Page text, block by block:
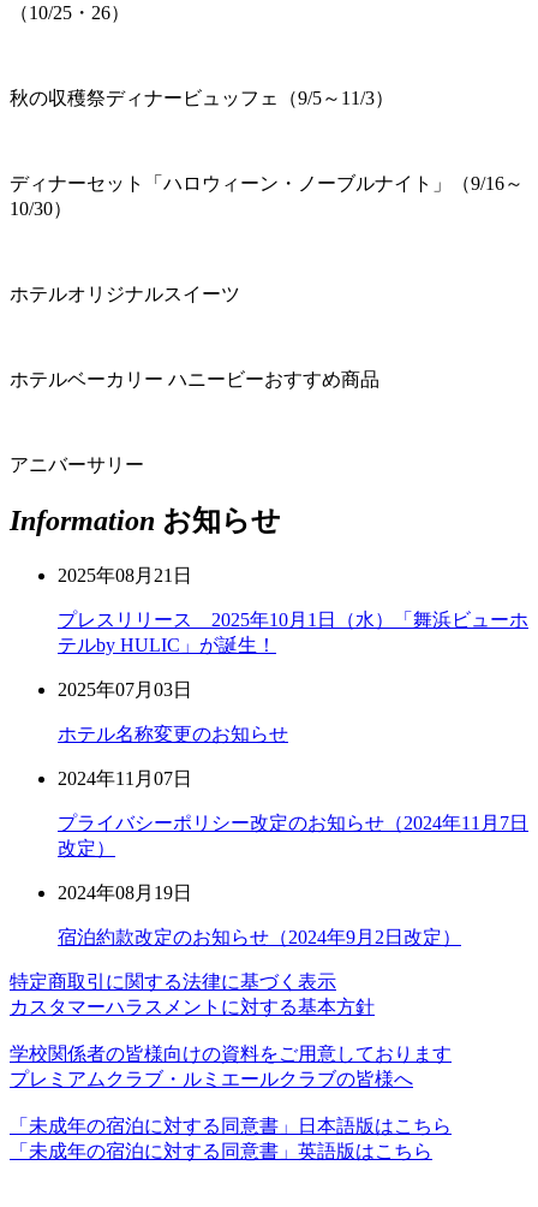
（10/25・26）
秋の収穫祭ディナービュッフェ（9/5～11/3）
ディナーセット「ハロウィーン・ノーブルナイト」（9/16～
10/30）
ホテルオリジナルスイーツ
ホテルベーカリー ハニービーおすすめ商品
アニバーサリー
Information お知らせ
2025年08月21日
プレスリリース 2025年10月1日（水）「舞浜ビューホ
テルby HULIC」が誕生！
2025年07月03日
ホテル名称変更のお知らせ
2024年11月07日
プライバシーポリシー改定のお知らせ（2024年11月7日
改定）
2024年08月19日
宿泊約款改定のお知らせ（2024年9月2日改定）
特定商取引に関する法律に基づく表示
カスタマーハラスメントに対する基本方針
学校関係者の皆様向けの資料をご用意しております
プレミアムクラブ・ルミエールクラブの皆様へ
「未成年の宿泊に対する同意書」日本語版はこちら
「未成年の宿泊に対する同意書」英語版はこちら